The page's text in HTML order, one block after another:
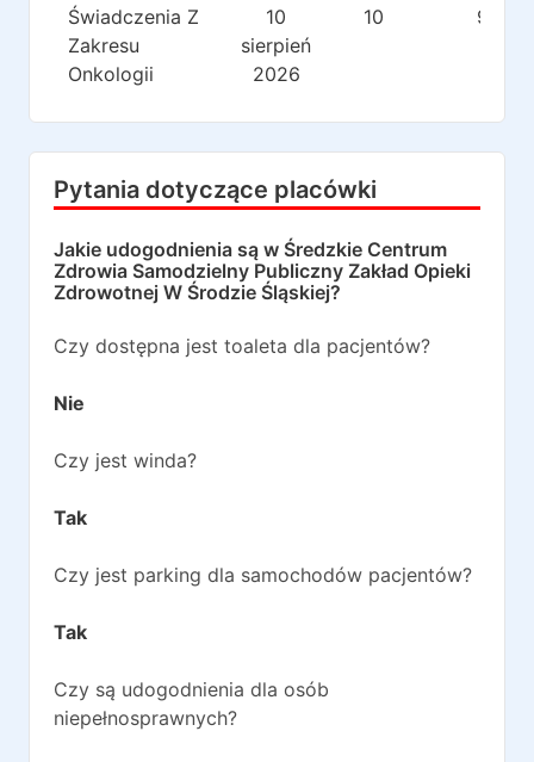
Świadczenia Z
Zakresu
Onkologii
10
sierpień
2026
10 9
Pytania dotyczące placówki
Jakie udogodnienia są w Średzkie Centrum
Zdrowia Samodzielny Publiczny Zakład Opieki
Zdrowotnej W Środzie Śląskiej?
Czy dostępna jest toaleta dla pacjentów?
Nie
Czy jest winda?
Tak
Czy jest parking dla samochodów pacjentów?
Tak
Czy są udogodnienia dla osób
niepełnosprawnych?